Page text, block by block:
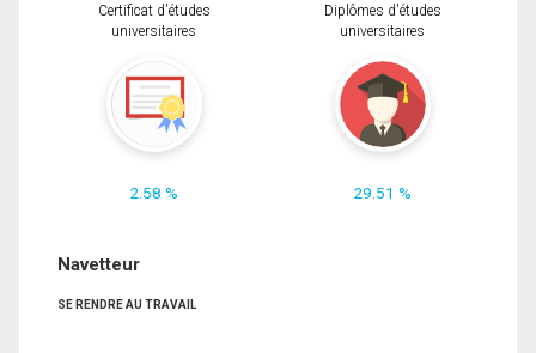
Certificat d'études
universitaires
2.58 %
Diplômes d'études
universitaires
29.51 %
Navetteur
SE RENDRE AU TRAVAIL